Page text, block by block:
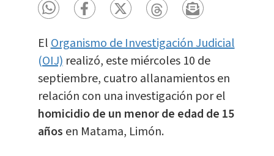
ElOrganismo de Investigación Judicial
(OIJ)realizó, este miércoles 10 de
septiembre, cuatro allanamientos en
relación con una investigación por el
homicidio de un menor de edad de 15
años en Matama, Limón.